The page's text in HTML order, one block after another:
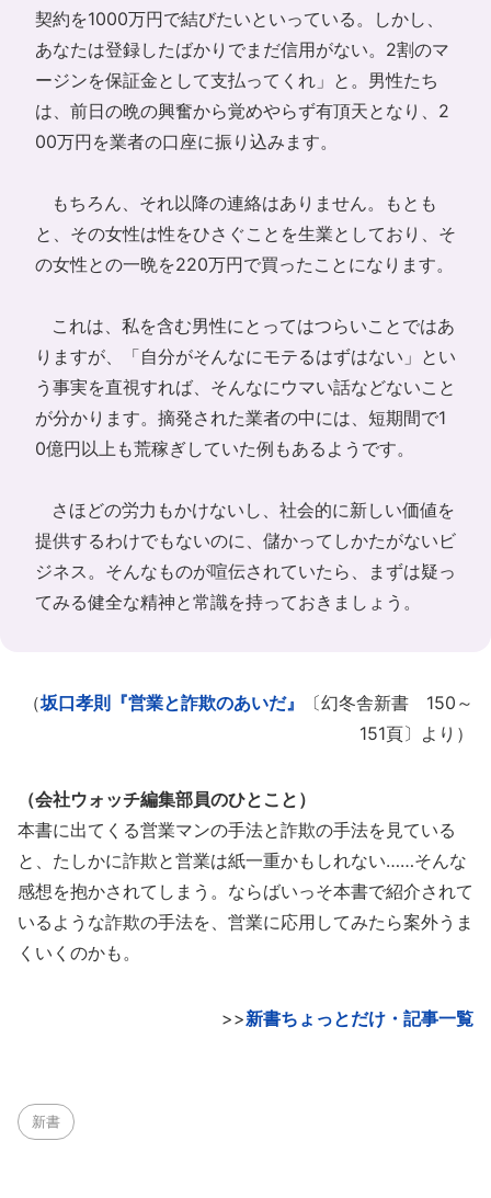
契約を1000万円で結びたいといっている。しかし、
あなたは登録したばかりでまだ信用がない。2割のマ
ージンを保証金として支払ってくれ」と。男性たち
は、前日の晩の興奮から覚めやらず有頂天となり、2
00万円を業者の口座に振り込みます。
もちろん、それ以降の連絡はありません。もとも
と、その女性は性をひさぐことを生業としており、そ
の女性との一晩を220万円で買ったことになります。
これは、私を含む男性にとってはつらいことではあ
りますが、「自分がそんなにモテるはずはない」とい
う事実を直視すれば、そんなにウマい話などないこと
が分かります。摘発された業者の中には、短期間で1
0億円以上も荒稼ぎしていた例もあるようです。
さほどの労力もかけないし、社会的に新しい価値を
提供するわけでもないのに、儲かってしかたがないビ
ジネス。そんなものが喧伝されていたら、まずは疑っ
てみる健全な精神と常識を持っておきましょう。
（坂口孝則『営業と詐欺のあいだ』
〔幻冬舎新書 150～
151頁〕より）
（会社ウォッチ編集部員のひとこと）
本書に出てくる営業マンの手法と詐欺の手法を見ている
と、たしかに詐欺と営業は紙一重かもしれない……そんな
感想を抱かされてしまう。ならばいっそ本書で紹介されて
いるような詐欺の手法を、営業に応用してみたら案外うま
くいくのかも。
>>新書ちょっとだけ・記事一覧
新書